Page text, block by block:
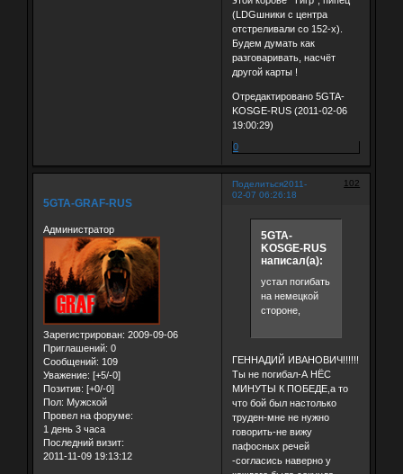
(LDGшники с центра
отстреливали со 152-х).
Будем думать как
разговаривать, насчёт
другой карты !
Отредактировано 5GTA-
KOSGE-RUS (2011-02-06
19:00:29)
0
Поделиться 102
2011-
02-07 06:26:18
5GTA-GRAF-RUS
Администратор
Зарегистрирован: 2009-09-06
Приглашений: 0
Сообщений: 109
Уважение: [+5/-0]
Позитив: [+0/-0]
Пол: Мужской
Провел на форуме:
1 день 3 часа
Последний визит:
2011-11-09 19:13:12
5GTA-
KOSGE-RUS
написал(а):
устал погибать
на немецкой
стороне,
ГЕННАДИЙ ИВАНОВИЧ!!!!!!
Ты не погибал-А НЁС
МИНУТЫ К ПОБЕДЕ,а то
что бой был настолько
труден-мне не нужно
говорить-не вижу
пафосных речей
-согласись наверно у